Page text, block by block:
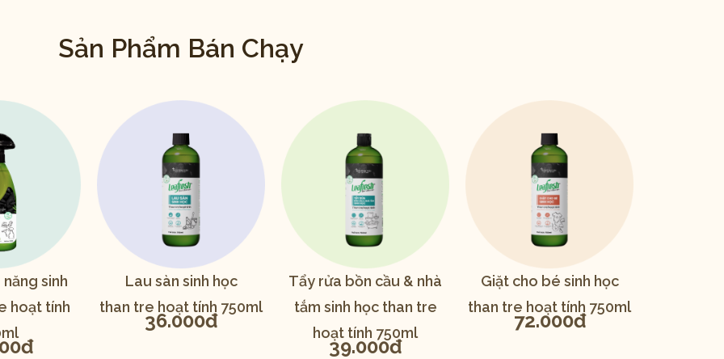
Sản Phẩm Bán Chạy
sinh
hoạt tính
Lau sàn sinh học
than tre hoạt tính 750ml
36.000đ
Tẩy rửa bồn cầu & nhà
tắm sinh học than tre
hoạt tính 750ml
39.000đ
Giặt cho bé sinh học
than tre hoạt tính 750ml
72.000đ